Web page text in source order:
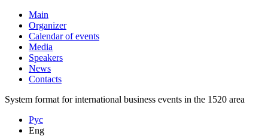
Main
Organizer
Calendar of events
Media
Speakers
News
Contacts
System format for international business events in the 1520 area
Рус
Eng